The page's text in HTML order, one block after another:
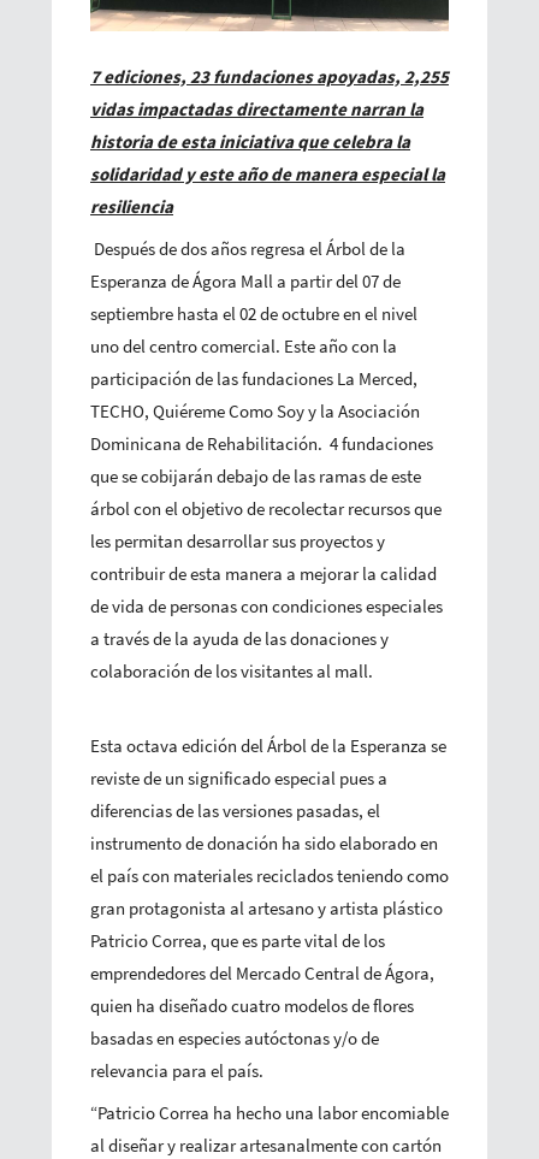
7 ediciones, 23 fundaciones apoyadas, 2,255
vidas impactadas directamente narran la
historia de esta iniciativa que celebra la
solidaridad y este año de manera especial la
resiliencia
Después de dos años regresa el Árbol de la
Esperanza de Ágora Mall a partir del 07 de
septiembre hasta el 02 de octubre en el nivel
uno del centro comercial. Este año con la
participación de las fundaciones La Merced,
TECHO, Quiéreme Como Soy y la Asociación
Dominicana de Rehabilitación. 4 fundaciones
que se cobijarán debajo de las ramas de este
árbol con el objetivo de recolectar recursos que
les permitan desarrollar sus proyectos y
contribuir de esta manera a mejorar la calidad
de vida de personas con condiciones especiales
a través de la ayuda de las donaciones y
colaboración de los visitantes al mall.
Esta octava edición del Árbol de la Esperanza se
reviste de un significado especial pues a
diferencias de las versiones pasadas, el
instrumento de donación ha sido elaborado en
el país con materiales reciclados teniendo como
gran protagonista al artesano y artista plástico
Patricio Correa, que es parte vital de los
emprendedores del Mercado Central de Ágora,
quien ha diseñado cuatro modelos de flores
basadas en especies autóctonas y/o de
relevancia para el país.
“Patricio Correa ha hecho una labor encomiable
al diseñar y realizar artesanalmente con cartón